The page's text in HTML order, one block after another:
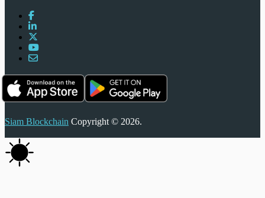
Siam Blockchain Copyright © 2026.